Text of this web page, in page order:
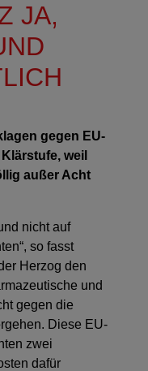
JA,
gegen EU-
weil
außer Acht
nicht auf
so fasst
Herzog den
und
gegen die
Diese EU-
zwei
dafür